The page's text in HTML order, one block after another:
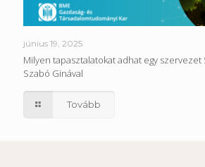
június 19, 2025
Milyen tapasztalatokat adhat egy szervezet
Szabó Ginával
Tovább